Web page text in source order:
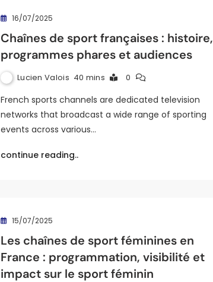
16/07/2025
Chaînes de sport françaises : histoire,
programmes phares et audiences
Lucien Valois 40 mins 0
French sports channels are dedicated television
networks that broadcast a wide range of sporting
events across various…
continue reading..
15/07/2025
Les chaînes de sport féminines en
France : programmation, visibilité et
impact sur le sport féminin